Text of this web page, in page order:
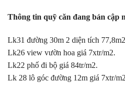
Thông tin quỹ căn đang bán cập
Lk31 đường 30m 2 diện tích
Lk26 view vườn hoa giá 7xtr/m2.
Lk22 phố đi bộ giá 84tr/m2.
Lk 28 lô góc đường 12m giá 7xtr/